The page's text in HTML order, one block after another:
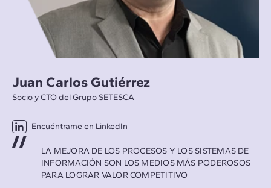
Juan Carlos Gutiérrez
Socio y CTO del Grupo SETESCA
Encuéntrame en LinkedIn
LA MEJORA DE LOS PROCESOS Y LOS SISTEMAS DE
INFORMACIÓN SON LOS MEDIOS MÁS PODEROSOS
PARA LOGRAR VALOR COMPETITIVO